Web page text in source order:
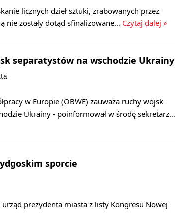
licznych dzieł sztuki, zrabowanych przez
nie zostały dotąd sfinalizowane… Czytaj dalej »
separatystów na wschodzie Ukrainy
w Europie (OBWE) zauważa ruchy wojsk
Ukrainy - poinformował w środę sekretarz…
sporcie
prezydenta miasta z listy Kongresu Nowej